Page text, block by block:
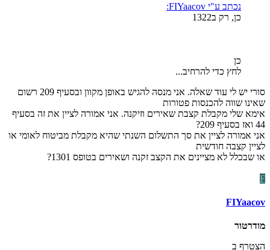
נכתב ע"י FIYaacov:
כן, רק ב1322
כן
לחץ כדי להרחיב...
סורי יש לי עוד שאלה. אני מנסה להגיש באופן מקוון ובסעיף 209 רשום
שאינו שווה להכנסות פטורות
אימא שלי מקבלת קצבת שאירים וזיקנה. אני אמורה לציין את זה בסעיף
44 ואז בסעיף 209?
אני אמורה לציין את סך התשלום השנתי שהיא מקבלת מביטוח לאומי או
לציין קצבה חודשית
או שבכלל לא מציינים את הקצב זקנה ושאירים בטופס 1301?
F
FIYaacov
מודרטור
הצטרף ב